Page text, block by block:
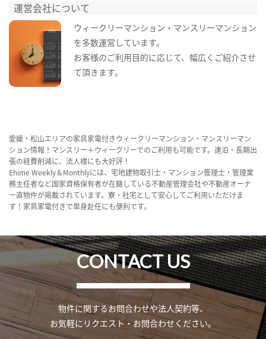
運営会社について
ウィークリーマンション・マンスリーマンション
を多数運営しています。
お客様のご利用目的に応じて、幅広くご紹介させ
て頂きます。
愛媛・松山エリアの家具家電付きウィークリーマンション・マンスリーマン
ション情報！マンスリー＋ウィークリーでのご利用も可能です。連泊・長期出
張の経費削減に、法人様にも大好評！
Ehime Weekly＆Monthlyには、宅地建物取引士・マンション管理士・管理業
務主任者など国家資格保有者が在籍している不動産管理会社や不動産オーナ
ー直物件が掲載されています。寮・社宅として安心してご利用いただけま
す！家具家電付きで単身赴任にも便利です。
CONTACT US
物件に関するお問合わせや法人契約等、
お気軽にリクエスト・お問合わせください。